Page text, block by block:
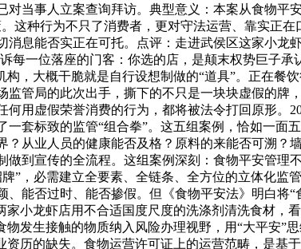
当事人立案查询拜访。典型意义：本案从食物
这种行为不只了消费者，更对守法运营、靠实正
消息能否实正在可托。点评：走进武侯区这家小
一位落座的门客：你选的店，是颠末权势巨子
，大概干脆就是自行设想制做的“道具”。正在
管局的此次出手，撕下的不只是一块块虚假的
用虚假荣誉消费的行为，都将被法令打回原形
套标致的监管“组合拳”。这五组案例，恰如一面
从业人员的健康能否及格？原料的来能否可溯
到宣传的全流程。这组案例深刻：食物平安管理
牌”，必需建立全要素、全链条、全方位的立体化
能否过时、能否掺假。但《食物平安法》明白将
小龙虾店用不合适国度尺度的洗涤剂清洗食材，
发生接触的物质纳入风险办理视野，用“大平安
资历的缺失。食物运营许可证上的运营范畴，是